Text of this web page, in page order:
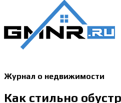
Журнал о недвижимости
Как стильно